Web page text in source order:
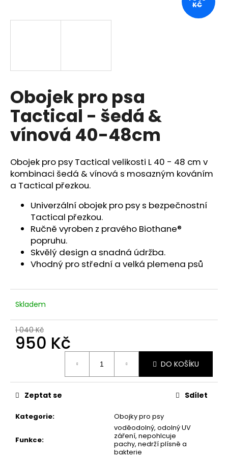
Obojek pro psa
Tactical - šedá &
vínová 40-48cm
Obojek pro psy Tactical velikosti L 40 - 48 cm v
kombinaci šedá & vínová s mosazným kováním
a Tactical přezkou.
Univerzální obojek pro psy s bezpečnostní
Tactical přezkou.
Ručně vyroben z pravého Biothane®
popruhu.
Skvělý design a snadná údržba.
Vhodný pro střední a velká plemena psů
Skladem
1 040 Kč
950 Kč
DO KOŠÍKU
Kategorie: Obojky pro psy
Funkce:
voděodolný, odolný UV
záření, nepohlcuje
pachy, nedrží plísně a
bakterie
Zeptat se Sdílet
KČ
j
?
HLEDAT
D
o
p
e